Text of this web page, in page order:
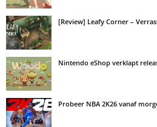
[Review] Leafy Corner –
Nintendo eShop verklapt
Probeer NBA 2K26 vanaf